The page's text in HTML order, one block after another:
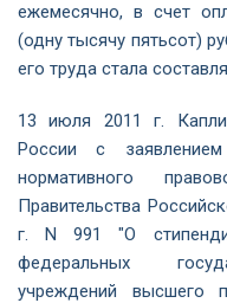
ежемесячно, в счет
(одну тысячу пятьсот)
его труда стала
13 июля 2011 г.
России с
нормативного
Правительства
г. N 991 "О
федеральных
учреждений высшего